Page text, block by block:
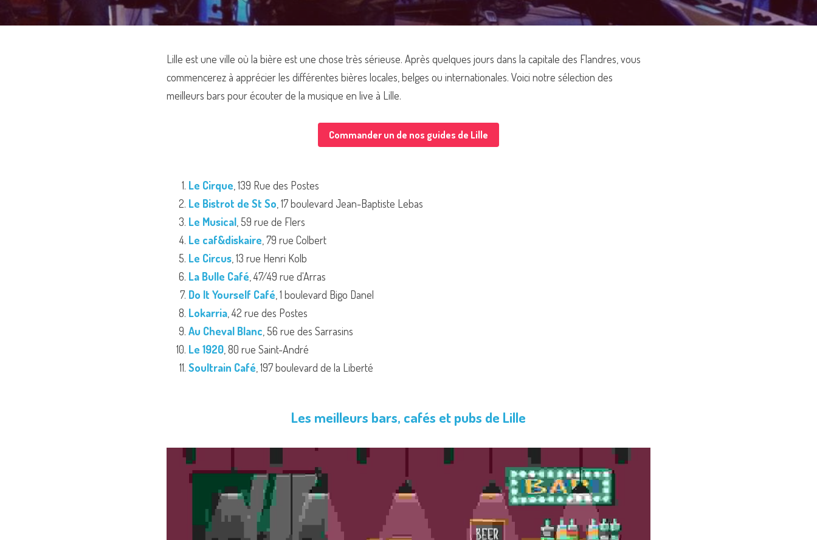
Lille est une ville où la bière est une chose très sérieuse. Après quelques jours dans la capitale des Flandres, vous
commencerez à apprécier les différentes bières locales, belges ou internationales. Voici notre sélection des
meilleurs bars pour écouter de la musique en live à Lille.
Commander un de nos guides de Lille
Le Cirque 139 Rue des Postes
Le Bistrot de St So , 17 boulevard Jean-Baptiste Lebas
Le Musical , 59 rue de Flers
Le caf&diskaire , 79 rue Colbert
Le Circus , 13 rue Henri Kolb
La Bulle Café , 47/49 rue d'Arras
Do It Yourself Café , 1 boulevard Bigo Danel
Lokarria , 42 rue des Postes
Au Cheval Blanc 56 rue des Sarrasins
Le 1920 , 80 rue Saint-André
Soultrain Café , 197 boulevard de la Liberté
Les meilleurs bars, cafés et pubs de Lille